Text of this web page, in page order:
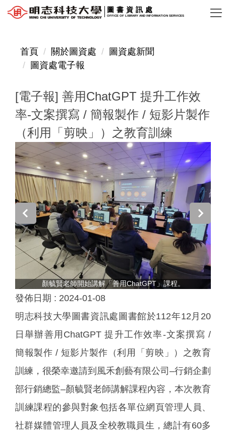
跳
圖書資訊處
OFFICE OF LIBRARY AND INFORMATION SERVICES
首頁 關於圖資處
圖資處新聞
圖資處電子報
[電子報] 善用ChatGPT 提升工作效
率-文案撰寫 / 簡報製作 / 短影片製作
（利用「剪映」）之教育訓練
顏毓賢老師開始講解「善用ChatGPT」課程。
發佈日期 : 2024-01-08
明志科技大學圖書資訊處圖書館於112年12月20
日舉辦善用ChatGPT 提升工作效率-文案撰寫 /
簡報製作 / 短影片製作（利用「剪映」）之教育
訓練，很榮幸邀請到風禾創藝有限公司–行銷企劃
部行銷總監–顏毓賢老師講解課程內容，本次教育
訓練課程的參與對象包括各單位網頁管理人員、
社群媒體管理人員及全校教職員生，總計有60多